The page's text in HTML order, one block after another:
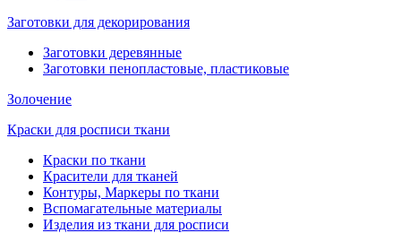
Заготовки для декорирования
Заготовки деревянные
Заготовки пенопластовые, пластиковые
Золочение
Краски для росписи ткани
Краски по ткани
Красители для тканей
Контуры, Маркеры по ткани
Вспомагательные материалы
Изделия из ткани для росписи